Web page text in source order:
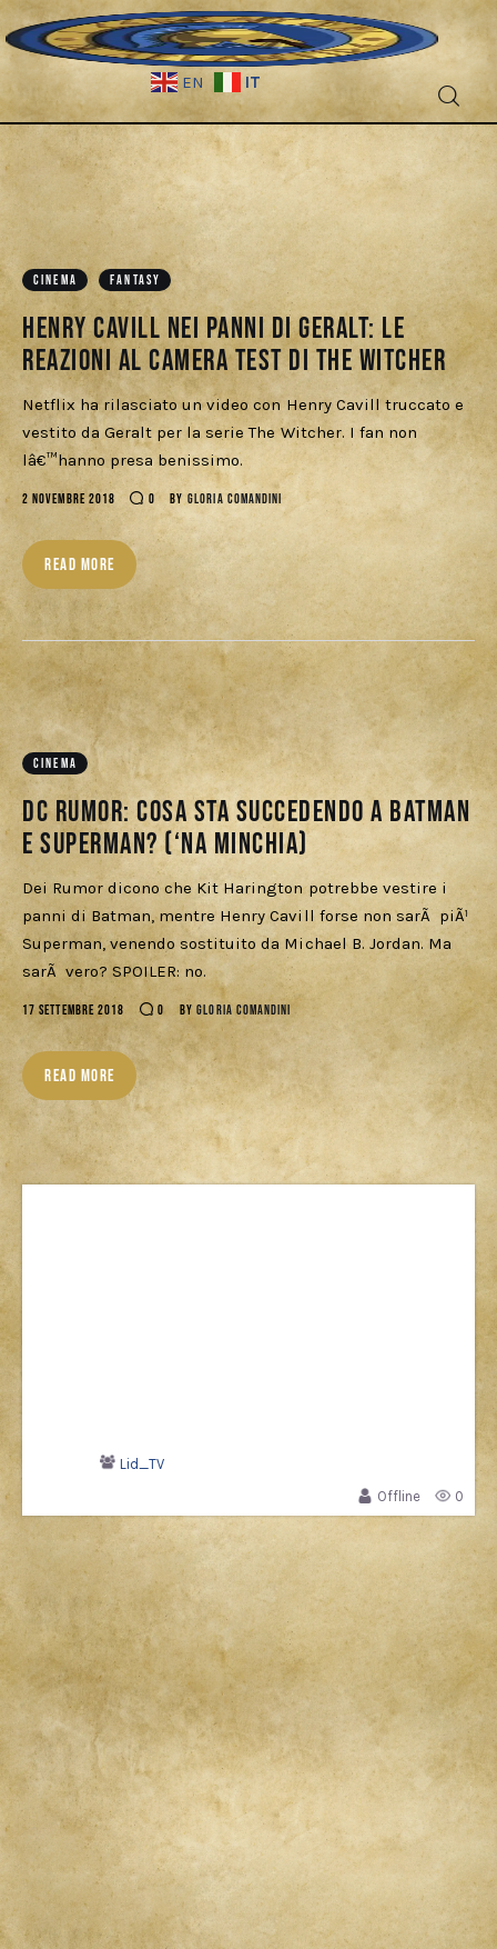
EN IT
Fantascienza
Fantasy
Games
Recensioni
Libri e fumetti
Cercatori
Download
CINEMA FANTASY
Henry Cavill nei panni di Geralt: le
reazioni al camera test di The Witcher
Netflix ha rilasciato un video con Henry Cavill truccato e
vestito da Geralt per la serie The Witcher. I fan non
lâ€™hanno presa benissimo.
2 NOVEMBRE 2018 0 BY GLORIA COMANDINI
READ MORE
CINEMA
DC Rumor: cosa sta succedendo a Batman
e Superman? (‘na minchia)
Dei Rumor dicono che Kit Harington potrebbe vestire i
panni di Batman, mentre Henry Cavill forse non sarÃ piÃ¹
Superman, venendo sostituito da Michael B. Jordan. Ma
sarÃ vero? SPOILER: no.
17 SETTEMBRE 2018 0 BY GLORIA COMANDINI
READ MORE
Lid_TV
Offline
0